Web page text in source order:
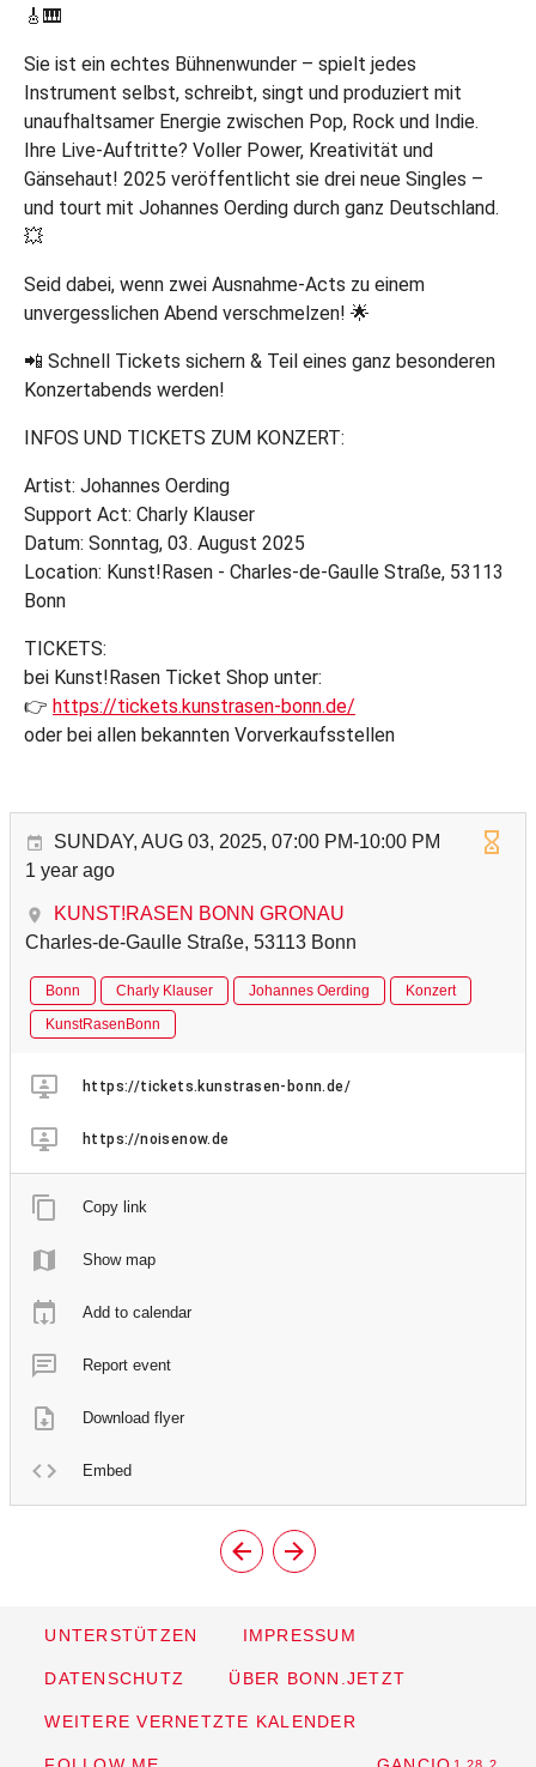
🎸🎹
Sie ist ein echtes Bühnenwunder – spielt jedes
Instrument selbst, schreibt, singt und produziert mit
unaufhaltsamer Energie zwischen Pop, Rock und Indie.
Ihre Live-Auftritte? Voller Power, Kreativität und
Gänsehaut! 2025 veröffentlicht sie drei neue Singles –
und tourt mit Johannes Oerding durch ganz Deutschland.
💥
Seid dabei, wenn zwei Ausnahme-Acts zu einem
unvergesslichen Abend verschmelzen! 🌟
📲 Schnell Tickets sichern & Teil eines ganz besonderen
Konzertabends werden!
INFOS UND TICKETS ZUM KONZERT:
Artist: Johannes Oerding
Support Act: Charly Klauser
Datum: Sonntag, 03. August 2025
Location: Kunst!Rasen - Charles-de-Gaulle Straße, 53113
Bonn
TICKETS:
bei Kunst!Rasen Ticket Shop unter:
👉 https://tickets.kunstrasen-bonn.de/
oder bei allen bekannten Vorverkaufsstellen
SUNDAY, AUG 03, 2025, 07:00 PM-10:00 PM
1 year ago
KUNST!RASEN BONN GRONAU
Charles-de-Gaulle Straße, 53113 Bonn
Bonn Charly Klauser Johannes Oerding
Konzert
KunstRasenBonn
https://tickets.kunstrasen-bonn.de/
https://noisenow.de
Copy link
Show map
Add to calendar
Report event
Download flyer
Embed
UNTERSTÜTZEN IMPRESSUM
DATENSCHUTZ ÜBER BONN.JETZT
WEITERE VERNETZTE KALENDER